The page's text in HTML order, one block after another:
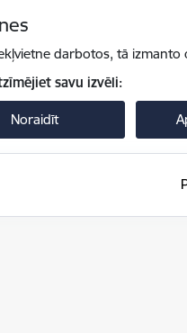
darbotos, tā
savu izvēli:
Noraidīt